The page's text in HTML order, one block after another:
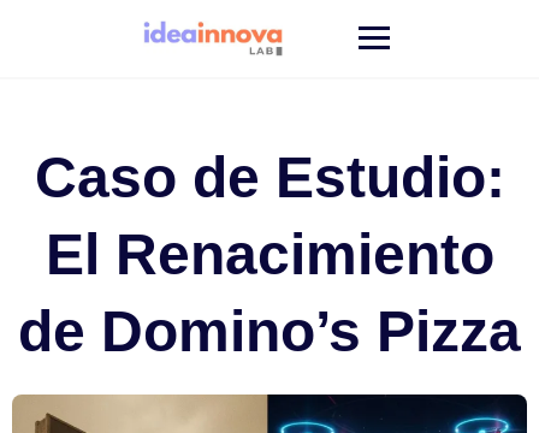
Caso de Estudio:
El Renacimiento
de Domino’s Pizza